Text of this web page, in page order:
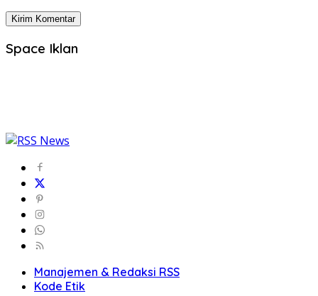
Space Iklan
Manajemen & Redaksi RSS
Kode Etik